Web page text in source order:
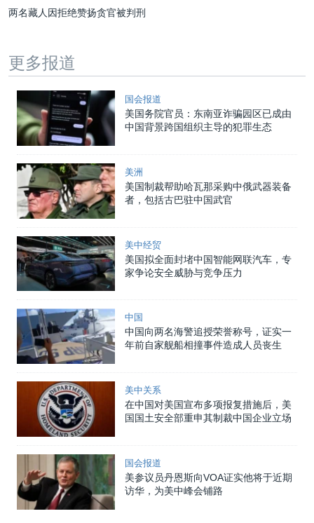
两名藏人因拒绝赞扬贪官被判刑
更多报道
国会报道
美国务院官员：东南亚诈骗园区已成由
中国背景跨国组织主导的犯罪生态
美洲
美国制裁帮助哈瓦那采购中俄武器装备
者，包括古巴驻中国武官
美中经贸
美国拟全面封堵中国智能网联汽车，专
家争论安全威胁与竞争压力
中国
中国向两名海警追授荣誉称号，证实一
年前自家舰船相撞事件造成人员丧生
美中关系
在中国对美国宣布多项报复措施后，美
国国土安全部重申其制裁中国企业立场
国会报道
美参议员丹恩斯向VOA证实他将于近期
访华，为美中峰会铺路